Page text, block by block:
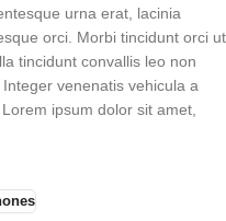
urna erat, lacinia
orci. Morbi tincidunt orci ut
tincidunt convallis leo non
venenatis vehicula a
ipsum dolor sit amet,